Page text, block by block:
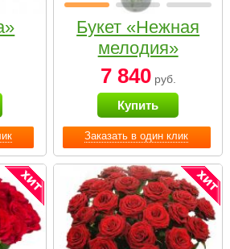
Заказать в один клик
Букет «Нежная
мелодия»
7 840руб.
Купить